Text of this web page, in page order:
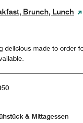
Brunch, Lunch
delicious made-to-order
Geöffnet für Frühstück & Mittagessen